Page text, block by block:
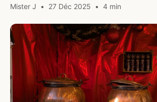
Mister J 27 Déc 2025 4 min
COCKTAILS & SPIRITUEUX